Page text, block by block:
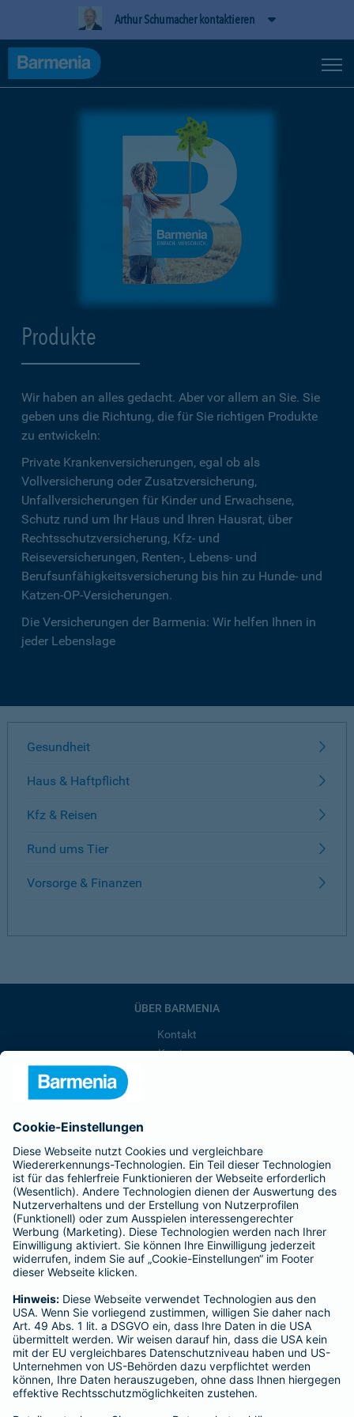
Arthur Schumacher kontaktieren
Produkte
Wir haben an alles gedacht. Aber vor allem an Sie. Sie
geben uns die Richtung, die für Sie richtigen Produkte
zu entwickeln:
Private Krankenversicherungen, egal ob als
Vollversicherung oder Zusatzversicherung,
Unfallversicherungen für Kinder und Erwachsene,
Schutz rund um Ihr Haus und Ihren Hausrat, über
Rechtsschutzversicherung, Kfz- und
Reiseversicherungen, Renten-, Lebens- und
Berufsunfähigkeitsversicherung bis hin zu Hunde- und
Katzen-OP-Versicherungen.
Die Versicherungen der Barmenia: Wir helfen Ihnen in
jeder Lebenslage
Gesundheit
Haus & Haftpflicht
Kfz & Reisen
Rund ums Tier
Vorsorge & Finanzen
ÜBER BARMENIA
Kontakt
Karriere
Affiliate-Partner werden
Barmenia ist Teil der BarmeniaGothaer
BELIEBTE SEITEN
Kranken-Zusatzversicherung
Tierversicherungen
Haftpflichtversicherung
Hausratversicherung
SERVICE
Adresse ändern
Schaden melden
Kilometerstandsmeldung
Serviceübersicht